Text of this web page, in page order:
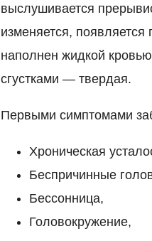
выслушивается
изменяется,
наполнен жидкой
сгустками — твердая.
Первыми симптомами
Хроническая
Беспричинные
Бессонница,
Головокружение,